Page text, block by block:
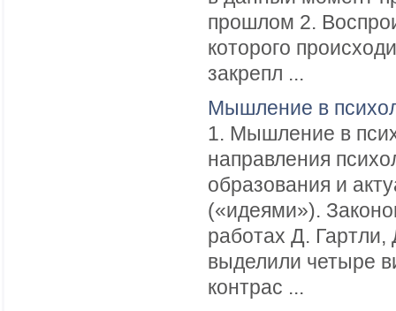
прошлом 2.
которого
закрепл ...
Мышление в
1. Мышление в
направления
образования и
(«идеями»).
работах Д.
выделили четыре
контрас ...